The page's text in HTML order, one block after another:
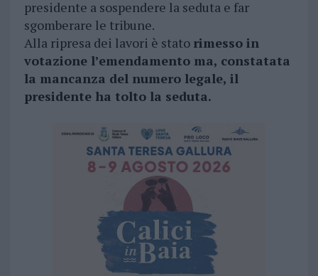
presidente a sospendere la seduta e far
sgomberare le tribune.
Alla ripresa dei lavori è stato rimesso in
votazione l’emendamento ma, constatata
la mancanza del numero legale, il
presidente ha tolto la seduta.